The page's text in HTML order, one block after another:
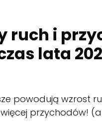
ruch i
lata
powodują wzrost
przychodów!